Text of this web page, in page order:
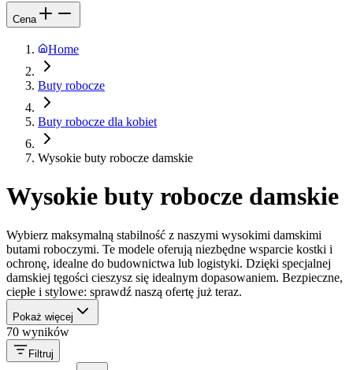
Cena
Home
Buty robocze
Buty robocze dla kobiet
Wysokie buty robocze damskie
Wysokie buty robocze damskie
Wybierz maksymalną stabilność z naszymi wysokimi damskimi
butami roboczymi. Te modele oferują niezbędne wsparcie kostki i
ochronę, idealne do budownictwa lub logistyki. Dzięki specjalnej
damskiej tęgości cieszysz się idealnym dopasowaniem. Bezpieczne,
ciepłe i stylowe: sprawdź naszą ofertę już teraz.
Pokaż więcej
70 wyników
Filtruj